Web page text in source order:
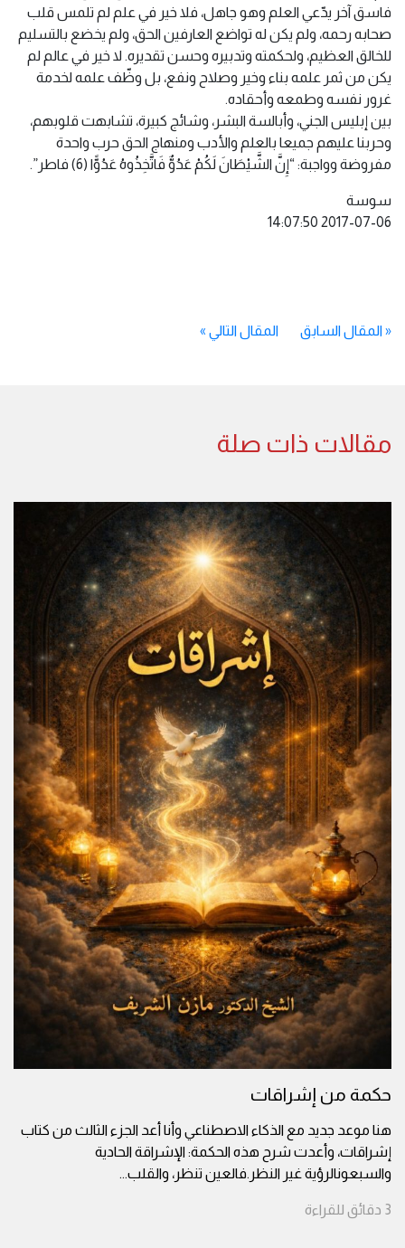
فاسق آخر يدّعي العلم وهو جاهل، فلا خير في علم لم تلمس قلب
صحابه رحمه، ولم يكن له تواضع العارفين الحق، ولم يخضع بالتسليم
للخالق العظيم، ولحكمته وتدبيره وحسن تقديره. لا خير في عالم لم
يكن من ثمر علمه بناء وخير وصلاح ونفع، بل وظّف علمه لخدمة
غرور نفسه وطمعه وأحقاده.
بين إبليس الجني، وأبالسة البشر، وشائج كبيرة، تشابهت قلوبهم،
وحربنا عليهم جميعا بالعلم والأدب ومنهاج الحق حرب واحدة
مفروضة وواجبة: “إِنَّ الشَّيْطَانَ لَكُمْ عَدُوٌّ فَاتَّخِذُوهُ عَدُوًّا (6) فاطر”.
سوسة
«المقال السابق المقال التالي »
مقالات ذات صلة
حكمة من إشراقات
هنا موعد جديد مع الذكاء الاصطناعي وأنا أعد الجزء الثالث من كتاب
إشراقات، وأعدت شرح هذه الحكمة: الإشراقة الحادية
والسبعونالرؤية غير النظر.فالعين تنظر، والقلب...
3 دقائق للقراءة